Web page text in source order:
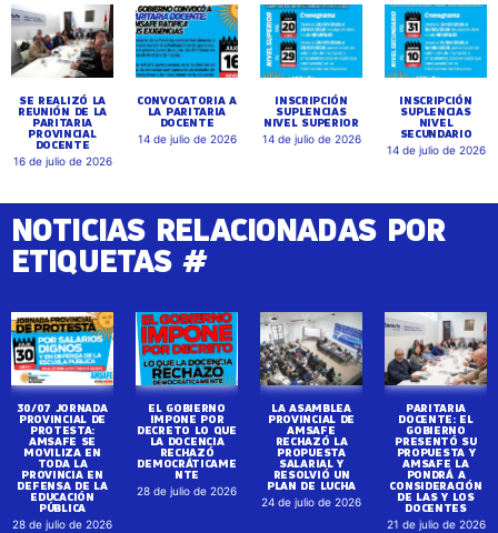
SE REALIZÓ LA
REUNIÓN DE LA
PARITARIA
PROVINCIAL
DOCENTE
16 de julio de 2026
CONVOCATORIA A
LA PARITARIA
DOCENTE
14 de julio de 2026
INSCRIPCIÓN
SUPLENCIAS
NIVEL SUPERIOR
14 de julio de 2026
INSCRIPCIÓN
SUPLENCIAS
NIVEL
SECUNDARIO
14 de julio de 2026
NOTICIAS RELACIONADAS POR
ETIQUETAS #
30/07 JORNADA
PROVINCIAL DE
PROTESTA:
AMSAFE SE
MOVILIZA EN
TODA LA
PROVINCIA EN
DEFENSA DE LA
EDUCACIÓN
PÚBLICA
28 de julio de 2026
EL GOBIERNO
IMPONE POR
DECRETO LO QUE
LA DOCENCIA
RECHAZÓ
DEMOCRÁTICAME
NTE
28 de julio de 2026
LA ASAMBLEA
PROVINCIAL DE
AMSAFE
RECHAZÓ LA
PROPUESTA
SALARIAL Y
RESOLVIÓ UN
PLAN DE LUCHA
24 de julio de 2026
PARITARIA
DOCENTE: EL
GOBIERNO
PRESENTÓ SU
PROPUESTA Y
AMSAFE LA
PONDRÁ A
CONSIDERACIÓN
DE LAS Y LOS
DOCENTES
21 de julio de 2026